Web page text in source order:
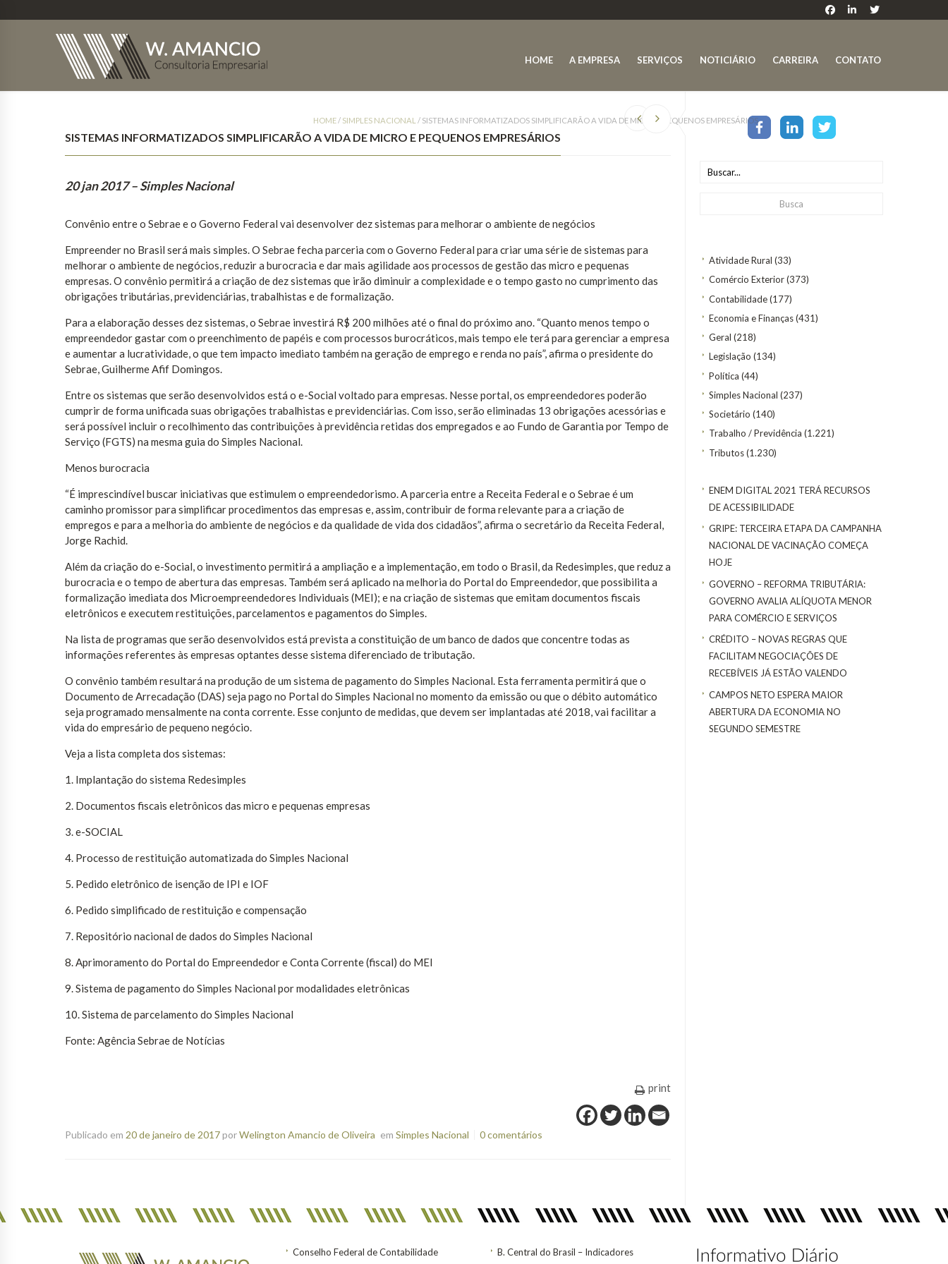
HOME A EMPRESA SERVIÇOS NOTICIÁRIO CARREIRA CONTATO
Atividade Rural (33)
Comércio Exterior(373)
Contabilidade(177)
Economia e Finanças(431)
Geral (218)
Legislação (134)
Política (44)
Simples Nacional (237)
Societário (140)
Trabalho / Previdência (1.221)
Tributos(1.230)
ENEM DIGITAL 2021 TERÁ RECURSOS
DE ACESSIBILIDADE
GRIPE: TERCEIRA ETAPA DA CAMPANHA
NACIONAL DE VACINAÇÃO COMEÇA
HOJE
GOVERNO – REFORMA TRIBUTÁRIA:
GOVERNO AVALIA ALÍQUOTA MENOR
PARA COMÉRCIO E SERVIÇOS
CRÉDITO – NOVAS REGRAS QUE
FACILITAM NEGOCIAÇÕES DE
RECEBÍVEIS JÁ ESTÃO VALENDO
CAMPOS NETO ESPERA MAIOR
ABERTURA DA ECONOMIA NO
SEGUNDO SEMESTRE
HOME/ SIMPLES NACIONAL / SISTEMAS INFORMATIZADOS SIMPLIFICARÃO A VIDA DE MICRO E PEQUENOS EMPRESÁRIOS
SISTEMAS INFORMATIZADOS SIMPLIFICARÃO A VIDA DE MICRO E PEQUENOS EMPRESÁRIOS
20 jan 2017 – Simples Nacional
Convênio entre o Sebrae e o Governo Federal vai desenvolver dez sistemas para melhorar o ambiente de negócios
Empreender no Brasil será mais simples. O Sebrae fecha parceria com o Governo Federal para criar uma série de sistemas para
melhorar o ambiente de negócios, reduzir a burocracia e dar mais agilidade aos processos de gestão das micro e pequenas
empresas. O convênio permitirá a criação de dez sistemas que irão diminuir a complexidade e o tempo gasto no cumprimento das
obrigações tributárias, previdenciárias, trabalhistas e de formalização.
Para a elaboração desses dez sistemas, o Sebrae investirá R$ 200 milhões até o final do próximo ano. “Quanto menos tempo o
empreendedor gastar com o preenchimento de papéis e com processos burocráticos, mais tempo ele terá para gerenciar a empresa
e aumentar a lucratividade, o que tem impacto imediato também na geração de emprego e renda no país”, afirma o presidente do
Sebrae, Guilherme Afif Domingos.
Entre os sistemas que serão desenvolvidos está o e-Social voltado para empresas. Nesse portal, os empreendedores poderão
cumprir de forma unificada suas obrigações trabalhistas e previdenciárias. Com isso, serão eliminadas 13 obrigações acessórias e
será possível incluir o recolhimento das contribuições à previdência retidas dos empregados e ao Fundo de Garantia por Tempo de
Serviço (FGTS) na mesma guia do Simples Nacional.
Menos burocracia
“É imprescindível buscar iniciativas que estimulem o empreendedorismo. A parceria entre a Receita Federal e o Sebrae é um
caminho promissor para simplificar procedimentos das empresas e, assim, contribuir de forma relevante para a criação de
empregos e para a melhoria do ambiente de negócios e da qualidade de vida dos cidadãos”, afirma o secretário da Receita Federal,
Jorge Rachid.
Além da criação do e-Social, o investimento permitirá a ampliação e a implementação, em todo o Brasil, da Redesimples, que reduz a
burocracia e o tempo de abertura das empresas. Também será aplicado na melhoria do Portal do Empreendedor, que possibilita a
formalização imediata dos Microempreendedores Individuais (MEI); e na criação de sistemas que emitam documentos fiscais
eletrônicos e executem restituições, parcelamentos e pagamentos do Simples.
Na lista de programas que serão desenvolvidos está prevista a constituição de um banco de dados que concentre todas as
informações referentes às empresas optantes desse sistema diferenciado de tributação.
O convênio também resultará na produção de um sistema de pagamento do Simples Nacional. Esta ferramenta permitirá que o
Documento de Arrecadação (DAS) seja pago no Portal do Simples Nacional no momento da emissão ou que o débito automático
seja programado mensalmente na conta corrente. Esse conjunto de medidas, que devem ser implantadas até 2018, vai facilitar a
vida do empresário de pequeno negócio.
Veja a lista completa dos sistemas:
1. Implantação do sistema Redesimples
2. Documentos fiscais eletrônicos das micro e pequenas empresas
3. e-SOCIAL
4. Processo de restituição automatizada do Simples Nacional
5. Pedido eletrônico de isenção de IPI e IOF
6. Pedido simplificado de restituição e compensação
7. Repositório nacional de dados do Simples Nacional
8. Aprimoramento do Portal do Empreendedor e Conta Corrente (fiscal) do MEI
9. Sistema de pagamento do Simples Nacional por modalidades eletrônicas
10. Sistema de parcelamento do Simples Nacional
Fonte: Agência Sebrae de Notícias
print
Publicado em 20 de janeiro de 2017porWelington Amancio de Oliveira em Simples Nacional 0 comentários
Conselho Federal de Contabilidade B. Central do Brasil – Indicadores